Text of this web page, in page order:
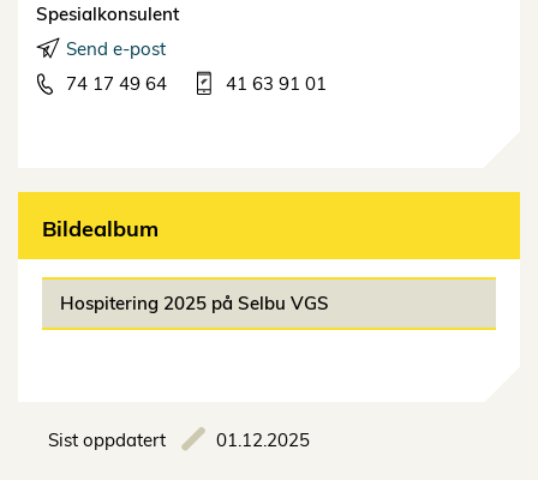
Spesialkonsulent
Send e-post
74 17 49 64
41 63 91 01
Bildealbum
Hospitering 2025 på Selbu VGS
Sist oppdatert 01.12.2025